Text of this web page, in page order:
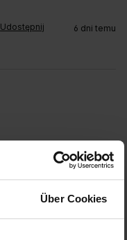
Über Cookies
Udostępnij 6 dni temu